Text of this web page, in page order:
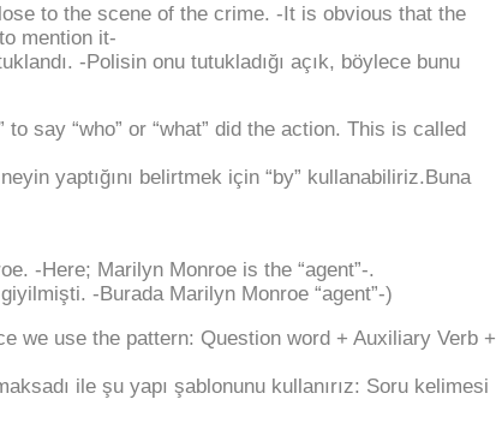
to the scene of the crime. -It is obvious that the
mention it-
-Polisin onu tutukladığı açık, böylece bunu
say “who” or “what” did the action. This is called
yaptığını belirtmek için “by” kullanabiliriz.Buna
-Here; Marilyn Monroe is the “agent”-.
-Burada Marilyn Monroe “agent”-)
we use the pattern: Question word + Auxiliary Verb +
ile şu yapı şablonunu kullanırız: Soru kelimesi